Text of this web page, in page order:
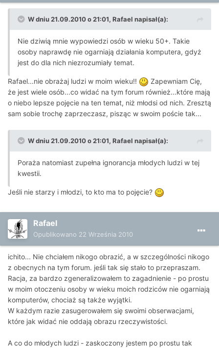
W dniu 21.09.2010 o 21:01, Rafael napisał(a):
Nie dziwią mnie wypowiedzi osób w wieku 50+. Takie
osoby naprawdę nie ogarniają działania komputera, gdyż
jest do dla nich niezrozumiały temat.
Rafael...nie obrażaj ludzi w moim wieku!!
Zapewniam Cię,
że jest wiele osób...co widać na tym forum również...które mają
o niebo lepsze pojęcie na ten temat, niż młodsi od nich. Zresztą
sam sobie trochę zaprzeczasz, pisząc w swoim poście tak...
W dniu 21.09.2010 o 21:01, Rafael napisał(a):
Poraża natomiast zupełna ignorancja młodych ludzi w tej
kwestii.
Jeśli nie starzy i młodzi, to kto ma to pojęcie?
Rafael
Opublikowano 22 Września 2010
ichito... Nie chciałem nikogo obrazić, a w szczególności nikogo
z obecnych na tym forum. jeśli tak się stało to przepraszam.
Racja, za bardzo zgeneralizowałem to zagadnienie - po prostu
w moim otoczeniu osoby w wieku moich rodziców nie ogarniają
komputerów, chociaż są także wyjątki.
W każdym razie zasugerowałem się swoimi obserwacjami,
które jak widać nie oddają obrazu rzeczywistości.
A co do młodych ludzi - zaskoczony jestem po prostu tak